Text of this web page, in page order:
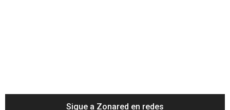
Sigue a Zonared en redes